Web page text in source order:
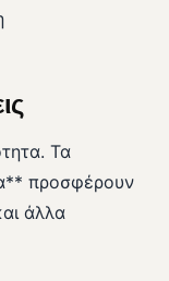
Τα
προσφέρουν
άλλα